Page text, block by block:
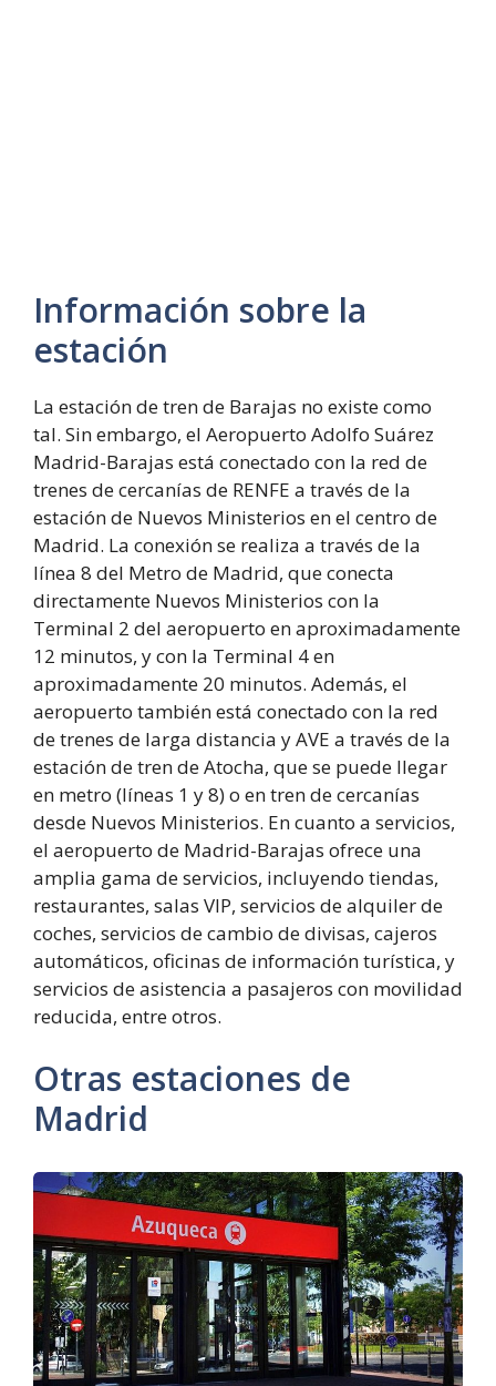
Información sobre la
estación
La estación de tren de Barajas no existe como
tal. Sin embargo, el Aeropuerto Adolfo Suárez
Madrid-Barajas está conectado con la red de
trenes de cercanías de RENFE a través de la
estación de Nuevos Ministerios en el centro de
Madrid. La conexión se realiza a través de la
línea 8 del Metro de Madrid, que conecta
directamente Nuevos Ministerios con la
Terminal 2 del aeropuerto en aproximadamente
12 minutos, y con la Terminal 4 en
aproximadamente 20 minutos. Además, el
aeropuerto también está conectado con la red
de trenes de larga distancia y AVE a través de la
estación de tren de Atocha, que se puede llegar
en metro (líneas 1 y 8) o en tren de cercanías
desde Nuevos Ministerios. En cuanto a servicios,
el aeropuerto de Madrid-Barajas ofrece una
amplia gama de servicios, incluyendo tiendas,
restaurantes, salas VIP, servicios de alquiler de
coches, servicios de cambio de divisas, cajeros
automáticos, oficinas de información turística, y
servicios de asistencia a pasajeros con movilidad
reducida, entre otros.
Otras estaciones de
Madrid
Estación
de
Azuqueca2​